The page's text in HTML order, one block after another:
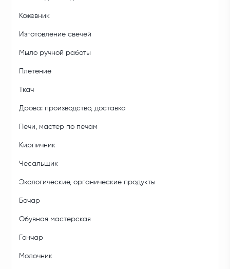
Кожевник
Изготовление свечей
Мыло ручной работы
Плетение
Ткач
Дрова: производство, доставка
Печи, мастер по печам
Кирпичник
Чесальщик
Экологические, органические продукты
Бочар
Обувная мастерская
Гончар
Молочник